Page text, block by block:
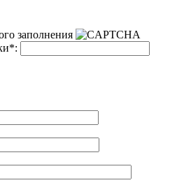
заполнения
*: